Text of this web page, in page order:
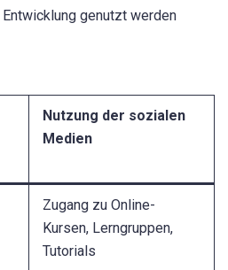
genutzt werden
Nutzung der sozialen
Medien
Zugang zu Online-
Kursen, Lerngruppen,
Tutorials